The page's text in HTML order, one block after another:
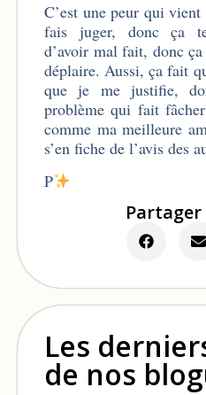
C’est une peur qui
fais juger, donc ça
d’avoir mal fait, donc
déplaire. Aussi, ça fait
que je me justifie,
problème qui fait
comme ma meilleure
s’en fiche de l’avis des
P
Les
de nos